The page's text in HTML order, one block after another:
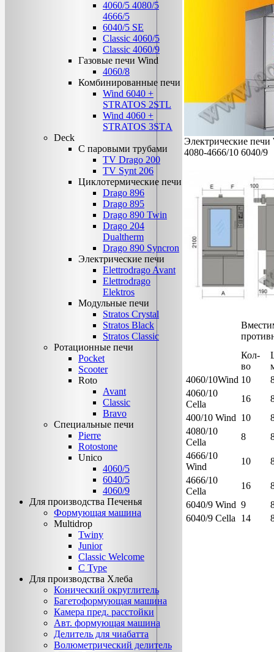
Электрические
4080-4666/10 6040/9
Кол-
во
4060/10Wind 10
4060/10
Cella
16
400/10 Wind 10
4080/10
Cella
8
4666/10
Wind
10
4666/10
Cella
16
6040/9 Wind 9
6040/9 Cella
14
4060/5 4080/5
4666/5
6040/5 SE
Classic 4060/5
Classic 4060/9
Газовые печи Wind
4060/8
Комбинированные печи
Wind 6040 +
STRATOS 2STL
Wind 4060 +
STRATOS 3STА
Deck
C паровыми трубами
TV Drago 200
TV Synt 206
Циклотермические печи
Drago 896
Drago 895
Drago 890 Twin
Drago 204
Dualtherm
Drago 890 Syncron
Электрические печи
Elettrodrago Avant
Elettrodrago
Elektros
Модульные печи
Stratos Crystal
Stratos Black
Stratos Classic
Ротационные печи
Pocket
Scooter
Roto
Avant
Classic
Bravo
Специальные печи
Pierre
Rotostone
Unico
4060/5
6040/5
4060/9
Для производства Печенья
Формующая машина
Multidrop
Twiny
Junior
Classic Welcome
C Type
Для производства Хлеба
Конический округлитель
Багетоформующая машина
Камера пред. расстойки
Авт. формующая машина
Делитель для чиабатта
Волюметрический делитель